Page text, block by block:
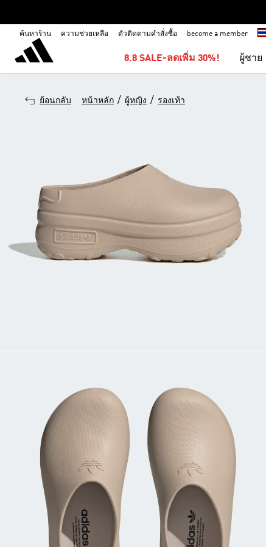
ค้นหาร้าน ความช่วยเหลือ ตัวติดตามคำสั่งซื้อ become a member
8.8 SALE-ลดเพิ่ม 30%! ผู้ชาย
ย้อนกลับ หน้าหลัก / ผู้หญิง / รองเท้า